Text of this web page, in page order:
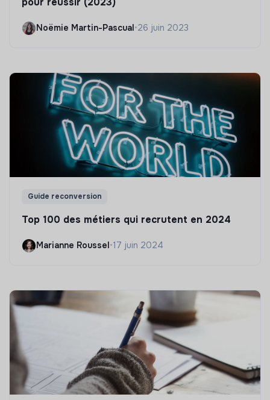
Noëmie Martin-Pascual •26 juin 2023
Guide reconversion
Top 100 des métiers qui recrutent en 2024
Marianne Roussel•17 juin 2024